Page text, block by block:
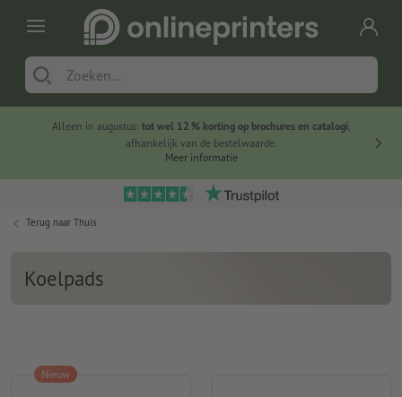
Alleen in augustus: tot wel 12 % korting op brochures en catalogi,
afhankelijk van de bestelwaarde.
Meer informatie
Terug naar Thuis
Koelpads
Nieuw